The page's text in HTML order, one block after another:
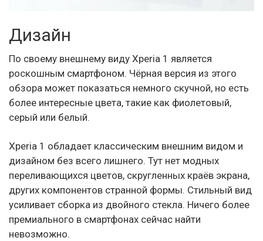
Дизайн
По своему внешнему виду Xperia 1 является
роскошным смартфоном. Чёрная версия из этого
обзора может показаться немного скучной, но есть
более интересные цвета, такие как фиолетовый,
серый или белый.
Xperia 1 обладает классическим внешним видом и
дизайном без всего лишнего. Тут нет модных
переливающихся цветов, скругленных краёв экрана,
других компонентов странной формы. Стильный вид
усиливает сборка из двойного стекла. Ничего более
премиального в смартфонах сейчас найти
невозможно.